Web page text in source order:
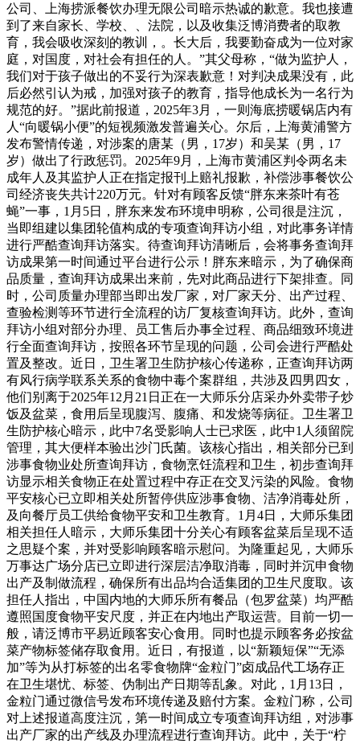
公司、上海捞派餐饮办理无限公司暗示热诚的歉意。我也接遭
到了来自家长、学校、、法院，以及收集泛博消费者的取教
育，我会吸收深刻的教训，。长大后，我要勤奋成为一位对家
庭，对国度，对社会有担任的人。”其父母称，“做为监护人，
我们对于孩子做出的不妥行为深表歉意！对判决成果没有，此
后必然引认为戒，加强对孩子的教育，指导他成长为一名行为
规范的好。”据此前报道，2025年3月，一则海底捞暖锅店内有
人“向暖锅小便”的短视频激发普遍关心。尔后，上海黄浦警方
发布警情传递，对涉案的唐某（男，17岁）和吴某（男，17
岁）做出了行政惩罚。2025年9月，上海市黄浦区判令两名未
成年人及其监护人正在指定报刊上赔礼报歉，补偿涉事餐饮公
司经济丧失共计220万元。针对有顾客反馈“胖东来茶叶有苍
蝇”一事，1月5日，胖东来发布环境申明称，公司很是注沉，
当即组建以集团轮值构成的专项查询拜访小组，对此事务详情
进行严酷查询拜访落实。待查询拜访清晰后，会将事务查询拜
访成果第一时间通过平台进行公示！胖东来暗示，为了确保商
品质量，查询拜访成果出来前，先对此商品进行下架排查。同
时，公司质量办理部当即出发厂家，对厂家天分、出产过程、
查验检测等环节进行全流程的访厂复核查询拜访。此外，查询
拜访小组对部分办理、员工售后办事全过程、商品细致环境进
行全面查询拜访，按照各环节呈现的问题，公司会进行严酷处
置及整改。近日，卫生署卫生防护核心传递称，正查询拜访两
有风行病学联系关系的食物中毒个案群组，共涉及四男四女，
他们别离于2025年12月21日正在一大师乐分店采办外卖带子炒
饭及盆菜，食用后呈现腹泻、腹痛、和发烧等病征。卫生署卫
生防护核心暗示，此中7名受影响人士已求医，此中1人须留院
管理，其大便样本验出沙门氏菌。该核心指出，相关部分已到
涉事食物业处所查询拜访，食物烹饪流程和卫生，初步查询拜
访显示相关食物正在处置过程中存正在交叉污染的风险。食物
平安核心已立即相关处所暂停供应涉事食物、洁净消毒处所，
及向餐厅员工供给食物平安和卫生教育。1月4日，大师乐集团
相关担任人暗示，大师乐集团十分关心有顾客盆菜后呈现不适
之思疑个案，并对受影响顾客暗示慰问。为隆重起见，大师乐
万事达广场分店已立即进行深层洁净取消毒，同时并沉申食物
出产及制做流程，确保所有出品均合适集团的卫生尺度取。该
担任人指出，中国内地的大师乐所有餐品（包罗盆菜）均严酷
遵照国度食物平安尺度，并正在内地出产取运营。目前一切一
般，请泛博市平易近顾客安心食用。同时也提示顾客务必按盆
菜产物标签储存取食用。近日，有报道，以“新颖短保”“无添
加”等为从打标签的出名零食物牌“金粒门”卤成品代工场存正
在卫生堪忧、标签、伪制出产日期等乱象。对此，1月13日，
金粒门通过微信号发布环境传递及赔付方案。金粒门称，公司
对上述报道高度注沉，第一时间成立专项查询拜访组，对涉事
出产厂家的出产线及办理流程进行查询拜访。此中，关于“柠